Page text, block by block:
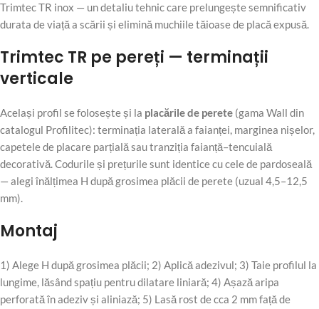
Trimtec TR inox — un detaliu tehnic care prelungește semnificativ
durata de viață a scării și elimină muchiile tăioase de placă expusă.
Trimtec TR pe pereți — terminații
verticale
Același profil se folosește și la placările de perete (gama Wall din
catalogul Profilitec): terminația laterală a faianței, marginea nișelor,
capetele de placare parțială sau tranziția faianță–tencuială
decorativă. Codurile și prețurile sunt identice cu cele de pardoseală
— alegi înălțimea H după grosimea plăcii de perete (uzual 4,5–12,5
mm).
Montaj
1) Alege H după grosimea plăcii; 2) Aplică adezivul; 3) Taie profilul la
lungime, lăsând spațiu pentru dilatare liniară; 4) Așază aripa
perforată în adeziv și aliniază; 5) Lasă rost de cca 2 mm față de